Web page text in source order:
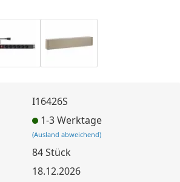
I16426S
1-3 Werktage
(Ausland abweichend)
84Stück
18.12.2026